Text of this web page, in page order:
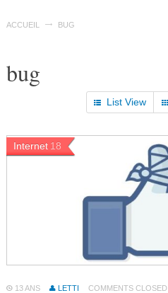
ACCUEIL BUG
bug
List View
Internet 18
13 ANS LETTI COMMENTS CLOSED